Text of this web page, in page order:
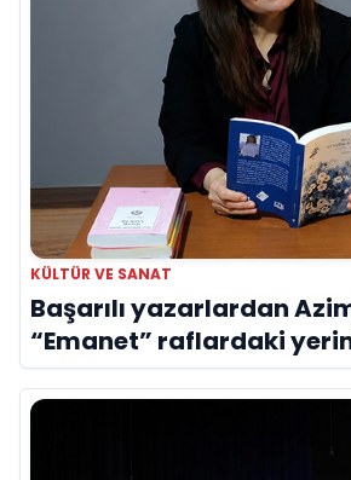
KÜLTÜR VE SANAT
Başarılı yazarlardan
“Emanet” raflardaki